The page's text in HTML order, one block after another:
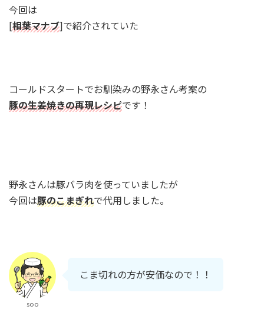
今回は
[相葉マナブ]で紹介されていた
コールドスタートでお馴染みの野永さん考案の
豚の生姜焼きの再現レシピです！
野永さんは豚バラ肉を使っていましたが
今回は豚のこまぎれで代用しました。
soo
こま切れの方が安価なので！！